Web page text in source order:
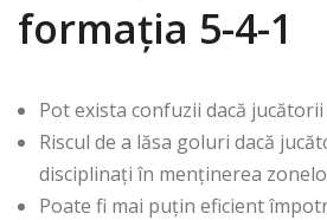
formația 5-4-1
Pot exista confuzii dacă
Riscul de a lăsa goluri dacă
disciplinați în menținerea
Poate fi mai puțin eficient